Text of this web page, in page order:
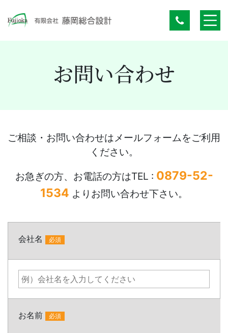
お問い合わせ
ご相談・お問い合わせはメールフォームをご利用
ください。
お急ぎの方、お電話の方はTEL : 0879-52-
1534 よりお問い合わせ下さい。
会社名 必須
お名前 必須